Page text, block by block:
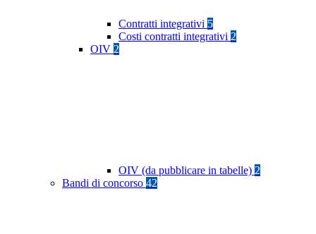
Contratti integrativi 5
Costi contratti integrativi 2
OIV 2
OIV (da pubblicare in tabelle) 2
Bandi di concorso 42